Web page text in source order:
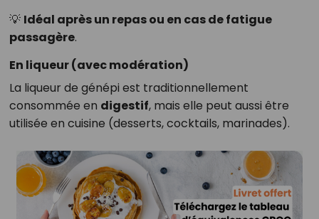
💡 Idéal après un repas ou en cas de fatigue
passagère.
En liqueur (avec modération)
La liqueur de génépi est traditionnellement
consommée en digestif, mais elle peut aussi être
utilisée en cuisine (desserts, cocktails, marinades).